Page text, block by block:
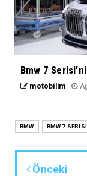
Bmw 7
motobilim
BMW BMW 7 SERISI
Önceki